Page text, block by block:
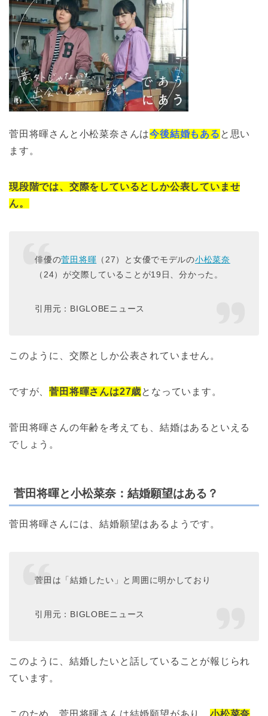
菅田将暉さんと小松菜奈さんは今後結婚もある と思い
ます。
現段階では、交際をしているとしか公表していませ
ん。
俳優の菅田将暉 （27）と女優でモデルの小松菜奈
（24）が交際していることが19日、分かった。
引用元：BIGLOBEニュース
このように、交際としか公表されていません。
ですが、菅田将暉さんは27歳となっています。
菅田将暉さんの年齢を考えても、結婚はあるといえる
でしょう。
菅田将暉と小松菜奈：結婚願望はある？
菅田将暉さんには、結婚願望はあるようです。
菅田は「結婚したい」と周囲に明かしており
引用元：BIGLOBEニュース
このように、結婚したいと話していることが報じられ
ています。
このため、菅田将暉さんは結婚願望があり、 小松菜奈